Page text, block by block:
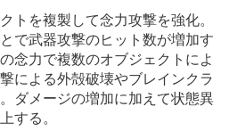
トを複製して念力攻撃を強化。
で武器攻撃のヒット数が増加す
念力で複数のオブジェクトによ
による外殻破壊やブレインクラ
ダメージの増加に加えて状態異
する。